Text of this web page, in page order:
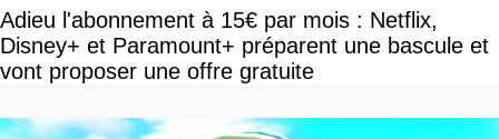
Adieu l'abonnement à 15€ par mois : Netflix,
Disney+ et Paramount+ préparent une bascule et
vont proposer une offre gratuite